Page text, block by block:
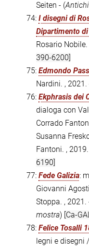
Seiten - (
74: I disegni di
Dipartimento
Rosario
390-6200]
75: Edmondo
Nardini. ,
76: Ekphrasis dei
dialoga con
Corrado
Susanna
Fantoni. ,
6190]
77: Fede Galizia:
Giovanni
Stoppa. , 2021.
mostra) [Ca-
78: Felice Tosalli
legni e disegni